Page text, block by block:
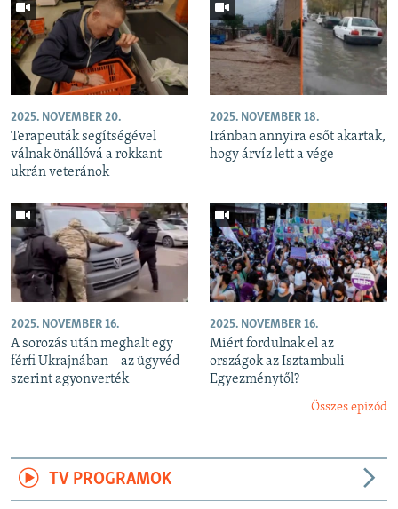
2025. NOVEMBER 20.
Terapeuták segítségével
válnak önállóvá a rokkant
ukrán veteránok
2025. NOVEMBER 18.
Iránban annyira esőt akartak,
hogy árvíz lett a vége
2025. NOVEMBER 16.
A sorozás után meghalt egy
férfi Ukrajnában – az ügyvéd
szerint agyonverték
2025. NOVEMBER 16.
Miért fordulnak el az
országok az Isztambuli
Egyezménytől?
Összes epizód
TV PROGRAMOK